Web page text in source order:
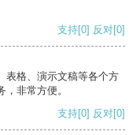
支持[0] 反对[0]
表格、演示文稿等各个方
非常方便。
支持[0] 反对[0]